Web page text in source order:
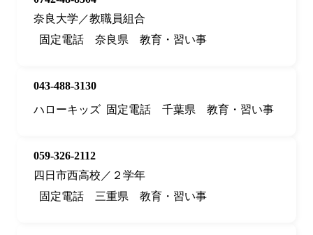
奈良大学／教職員組合
固定電話
奈良県 教育・習い事
043-488-3130
ハローキッズ 固定電話 千葉県 教育・習い事
059-326-2112
四日市西高校／２学年
固定電話
三重県 教育・習い事